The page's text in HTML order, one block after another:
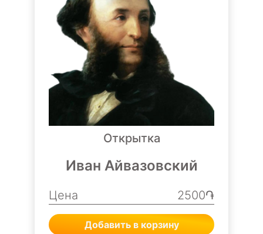
Открытка
Иван Айвазовский
Цена 2500֏
Добавить в корзину